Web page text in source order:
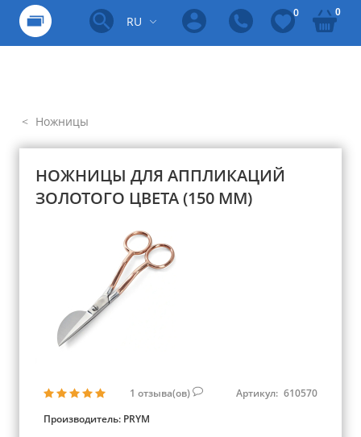
RU
0 0
Ножницы
НОЖНИЦЫ ДЛЯ АППЛИКАЦИЙ
ЗОЛОТОГО ЦВЕТА (150 ММ)
1 отзыва(ов) Артикул: 610570
Производитель: PRYM